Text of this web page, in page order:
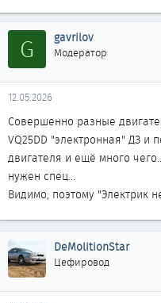
G gavrilov
Модератор
12.05.2026
Совершенно разные
VQ25DD "электронная" ДЗ и
двигателя и ещё много
нужен спец...
Видимо, поэтому "Электрик
DeMolitionStar
Цефировод